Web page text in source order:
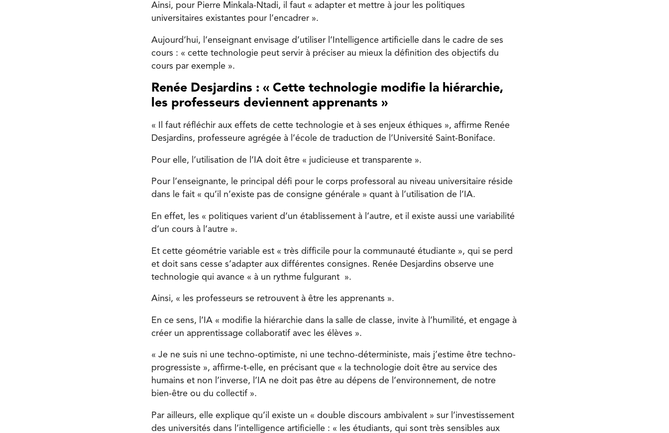
Ainsi, pour Pierre Minkala-Ntadi, il faut « adapter et mettre à jour les politiques
universitaires existantes pour l’encadrer ».
Aujourd’hui, l’enseignant envisage d’utiliser l’Intelligence artificielle dans le cadre de ses
cours : « cette technologie peut servir à préciser au mieux la définition des objectifs du
cours par exemple ».
Renée Desjardins : « Cette technologie modifie la hiérarchie,
les professeurs deviennent apprenants »
« Il faut réfléchir aux effets de cette technologie et à ses enjeux éthiques », affirme Renée
Desjardins, professeure agrégée à l’école de traduction de l’Université Saint-Boniface.
Pour elle, l’utilisation de l’IA doit être « judicieuse et transparente ».
Pour l’enseignante, le principal défi pour le corps professoral au niveau universitaire réside
dans le fait « qu’il n’existe pas de consigne générale » quant à l’utilisation de l’IA.
En effet, les « politiques varient d’un établissement à l’autre, et il existe aussi une variabilité
d’un cours à l’autre ».
Et cette géométrie variable est « très difficile pour la communauté étudiante », qui se perd
et doit sans cesse s’adapter aux différentes consignes. Renée Desjardins observe une
technologie qui avance « à un rythme fulgurant ».
Ainsi, « les professeurs se retrouvent à être les apprenants ».
En ce sens, l’IA « modifie la hiérarchie dans la salle de classe, invite à l’humilité, et engage à
créer un apprentissage collaboratif avec les élèves ».
« Je ne suis ni une techno-optimiste, ni une techno-déterministe, mais j’estime être techno-
progressiste », affirme-t-elle, en précisant que « la technologie doit être au service des
humains et non l’inverse, l’IA ne doit pas être au dépens de l’environnement, de notre
bien-être ou du collectif ».
Par ailleurs, elle explique qu’il existe un « double discours ambivalent » sur l’investissement
des universités dans l’intelligence artificielle : « les étudiants, qui sont très sensibles aux